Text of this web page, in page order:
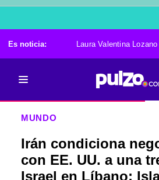
Es noticia: Laura Valentina Lozano
MUNDO
Irán condiciona
con EE. UU. a una
Israel en Líbano;